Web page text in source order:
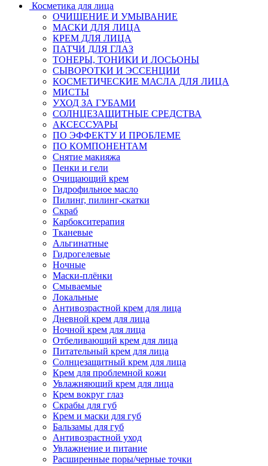
Косметика для лица
ОЧИЩЕНИЕ И УМЫВАНИЕ
МАСКИ ДЛЯ ЛИЦА
КРЕМ ДЛЯ ЛИЦА
ПАТЧИ ДЛЯ ГЛАЗ
ТОНЕРЫ, ТОНИКИ И ЛОСЬОНЫ
СЫВОРОТКИ И ЭССЕНЦИИ
КОСМЕТИЧЕСКИЕ МАСЛА ДЛЯ ЛИЦА
МИСТЫ
УХОД ЗА ГУБАМИ
СОЛНЦЕЗАЩИТНЫЕ СРЕДСТВА
АКСЕССУАРЫ
ПО ЭФФЕКТУ И ПРОБЛЕМЕ
ПО КОМПОНЕНТАМ
Снятие макияжа
Пенки и гели
Очищающий крем
Гидрофильное масло
Пилинг, пилинг-скатки
Скраб
Карбокситерапия
Тканевые
Альгинатные
Гидрогелевые
Ночные
Маски-плёнки
Смываемые
Локальные
Антивозрастной крем для лица
Дневной крем для лица
Ночной крем для лица
Отбеливающий крем для лица
Питательный крем для лица
Солнцезащитный крем для лица
Крем для проблемной кожи
Увлажняющий крем для лица
Крем вокруг глаз
Скрабы для губ
Крем и маски для губ
Бальзамы для губ
Антивозрастной уход
Увлажнение и питание
Расширенные поры/черные точки